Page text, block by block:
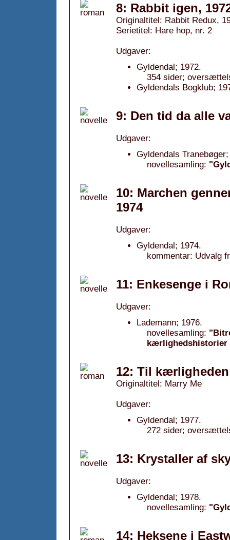
8: Rabbit igen,
Originaltitel: Rabbit Redux,
Serietitel: Hare hop, nr. 2
Udgaver:
Gyldendal; 1972.
354 sider;
Gyldendals Bogklub;
9: Den tid da alle
Udgaver:
Gyldendals
novellesamling:
10: Marchen
1974
Udgaver:
Gyldendal; 1974.
kommentar: Udvalg
11: Enkesenge i
Udgaver:
Lademann; 1976.
novellesamling:
kærlighedshistorier
12: Til
Originaltitel: Marry Me
Udgaver:
Gyldendal; 1977.
272 sider;
13: Krystaller af
Udgaver:
Gyldendal; 1978.
novellesamling:
14: Heksene i